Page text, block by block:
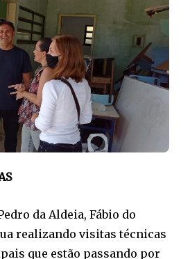
da Aldeia, Fábio do
realizando visitas técnicas
que estão passando por